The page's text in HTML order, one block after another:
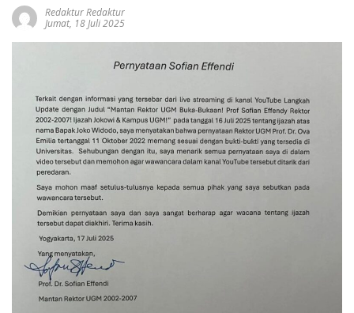
Redaktur Redaktur
Jumat, 18 Juli 2025